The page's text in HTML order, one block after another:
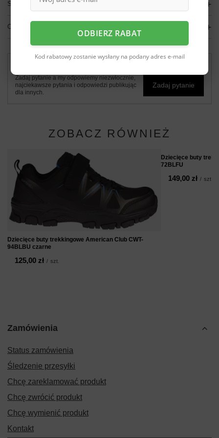
SZCZEGÓŁOWE DANE
OPINIE
Zadaj pytanie a my odpowiemy niezwłocznie,
najciekawsze pytania i odpowiedzi publikując
dla innych.
Zadaj pytanie
ZOBACZ RÓWNIEŻ
Dziecięce buty trekkingowe American Club CWT-
94BLBU czarne
125,00 zł / szt.
Dziecięce buty
72BLFU
149,00 zł / szt.
Zamówienia
Status zamówienia
Śledzenie przesyłki
Chcę zareklamować produkt
Chcę zwrócić produkt
Chcę wymienić produkt
Kontakt
ODBIERZ RABAT
Kod rabatowy zostanie wysłany na podany adres e-mail